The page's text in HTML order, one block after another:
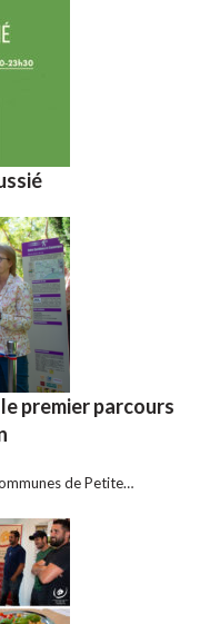
premier parcours
de Petite…